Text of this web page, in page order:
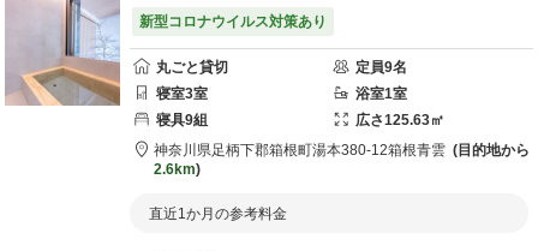
新型コロナウイルス対策あり
丸ごと貸切 定員9名
寝室3室 浴室1室
寝具9組 広さ125.63㎡
神奈川県足柄下郡箱根町湯本380-12箱根青雲
目的地から
2.6km
直近1か月の参考料金